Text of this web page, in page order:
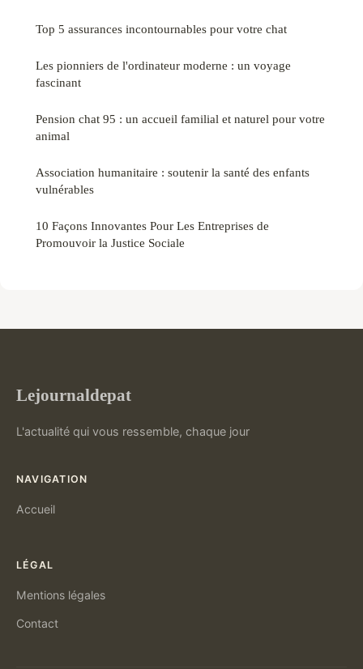
Top 5 assurances incontournables pour votre chat
Les pionniers de l'ordinateur moderne : un voyage
fascinant
Pension chat 95 : un accueil familial et naturel pour votre
animal
Association humanitaire : soutenir la santé des enfants
vulnérables
10 Façons Innovantes Pour Les Entreprises de
Promouvoir la Justice Sociale
Lejournaldepat
L'actualité qui vous ressemble, chaque jour
NAVIGATION
Accueil
LÉGAL
Mentions légales
Contact